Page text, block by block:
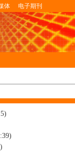
体 电子期刊